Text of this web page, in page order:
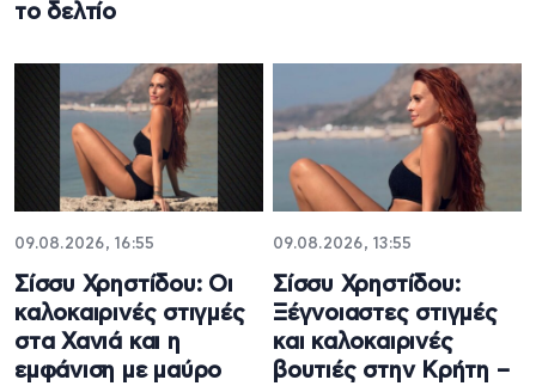
το δελτίο
09.08.2026, 16:55
Σίσσυ Χρηστίδου: Οι
καλοκαιρινές στιγμές
στα Χανιά και η
εμφάνιση με μαύρο
09.08.2026, 13:55
Σίσσυ Χρηστίδου:
Ξέγνοιαστες στιγμές
και καλοκαιρινές
βουτιές στην Κρήτη –